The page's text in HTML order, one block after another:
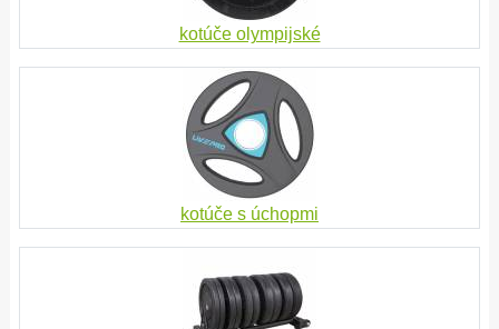
kotúče olympijské
kotúče s úchopmi